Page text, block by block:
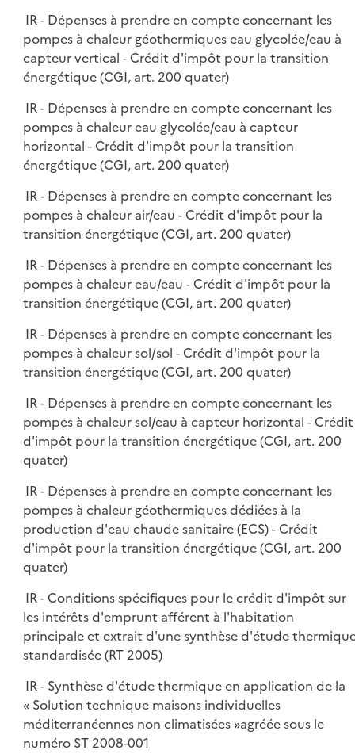
IR - Dépenses à prendre en compte concernant les
pompes à chaleur géothermiques eau glycolée/eau à
capteur vertical - Crédit d'impôt pour la transition
énergétique (CGI, art. 200 quater)
IR - Dépenses à prendre en compte concernant les
pompes à chaleur eau glycolée/eau à capteur
horizontal - Crédit d'impôt pour la transition
énergétique (CGI, art. 200 quater)
IR - Dépenses à prendre en compte concernant les
pompes à chaleur air/eau - Crédit d'impôt pour la
transition énergétique (CGI, art. 200 quater)
IR - Dépenses à prendre en compte concernant les
pompes à chaleur eau/eau - Crédit d'impôt pour la
transition énergétique (CGI, art. 200 quater)
IR - Dépenses à prendre en compte concernant les
pompes à chaleur sol/sol - Crédit d'impôt pour la
transition énergétique (CGI, art. 200 quater)
IR - Dépenses à prendre en compte concernant les
pompes à chaleur sol/eau à capteur horizontal - Crédit
d'impôt pour la transition énergétique (CGI, art. 200
quater)
IR - Dépenses à prendre en compte concernant les
pompes à chaleur géothermiques dédiées à la
production d'eau chaude sanitaire (ECS) - Crédit
d'impôt pour la transition énergétique (CGI, art. 200
quater)
IR - Conditions spécifiques pour le crédit d'impôt sur
les intérêts d'emprunt afférent à l'habitation
principale et extrait d'une synthèse d'étude
standardisée (RT 2005)
IR - Synthèse d'étude thermique en application de la
« Solution technique maisons individuelles
méditerranéennes non climatisées »agréée sous le
numéro ST 2008-001